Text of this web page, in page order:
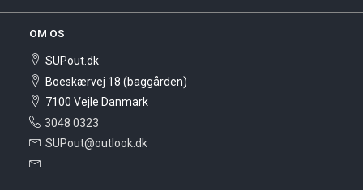
OM OS
SUPout.dk
Boeskærvej 18 (baggården)
7100 Vejle Danmark
3048 0323
SUPout@outlook.dk